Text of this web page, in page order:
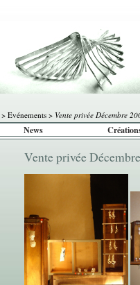
> Evénements > Vente privée Décembre
News
Vente privée